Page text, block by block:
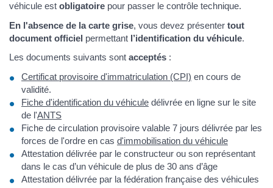
véhicule est obligatoire pour passer le contrôle technique.
En l'absence de la carte grise, vous devez présenter tout
document officiel permettant l’identification du véhicule.
Les documents suivants sont acceptés :
Certificat provisoire d'immatriculation (CPI) en cours de
validité.
Fiche d'identification du véhicule délivrée en ligne sur le site
de l'ANTS
Fiche de circulation provisoire valable 7 jours délivrée par les
forces de l'ordre en cas d'immobilisation du véhicule
Attestation délivrée par le constructeur ou son représentant
dans le cas d’un véhicule de plus de 30 ans d’âge
Attestation délivrée par la fédération française des véhicules